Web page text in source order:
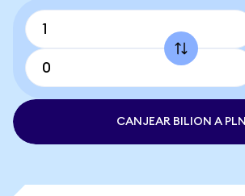
CANJEAR BILION A PLN